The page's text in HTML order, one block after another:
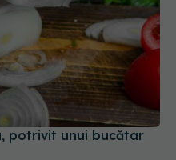
potrivit unui bucătar